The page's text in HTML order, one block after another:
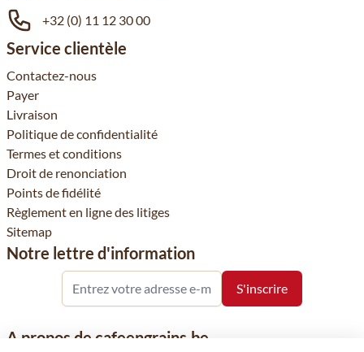
+32 (0) 11 12 30 00
Service clientèle
Contactez-nous
Payer
Livraison
Politique de confidentialité
Termes et conditions
Droit de renonciation
Points de fidélité
Règlement en ligne des litiges
Sitemap
Notre lettre d'information
A propos de cafeengrains.be